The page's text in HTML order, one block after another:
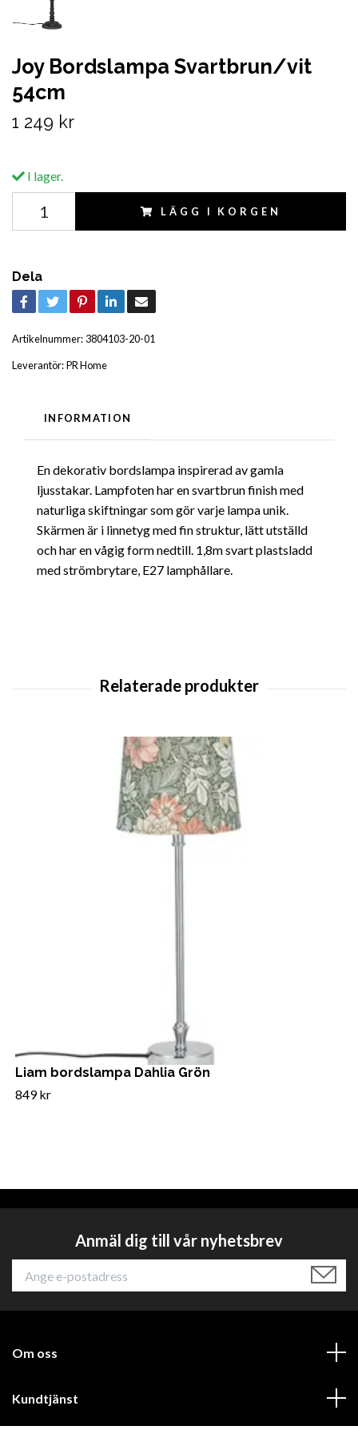
Joy Bordslampa Svartbrun/vit
54cm
1 249 kr
I lager.
LÄGG I KORGEN
Dela
Artikelnummer: 3804103-20-01
Leverantör:PR Home
INFORMATION
En dekorativ bordslampa inspirerad av gamla
ljusstakar. Lampfoten har en svartbrun finish med
naturliga skiftningar som gör varje lampa unik.
Skärmen är i linnetyg med fin struktur, lätt utställd
och har en vågig form nedtill. 1,8m svart plastsladd
med strömbrytare, E27 lamphållare.
Liam bordslampa Dahlia Grön
849 kr
Anmäl dig till vår nyhetsbrev
Om oss
Kundtjänst